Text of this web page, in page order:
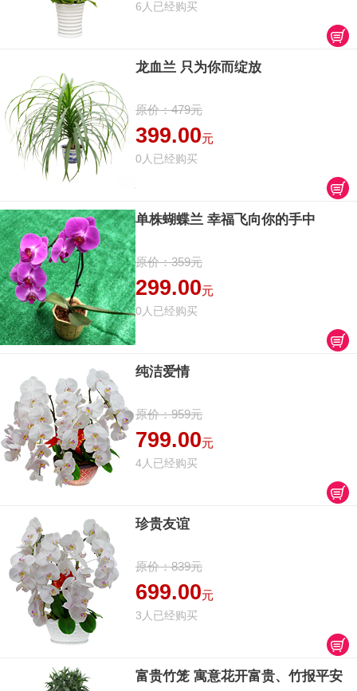
6人已经购买
龙血兰 只为你而绽放
原价：479元
399.00元
0人已经购买
单株蝴蝶兰 幸福飞向你的手中
原价：359元
299.00元
0人已经购买
纯洁爱情
原价：959元
799.00元
4人已经购买
珍贵友谊
原价：839元
699.00元
3人已经购买
富贵竹笼 寓意花开富贵、竹报平安